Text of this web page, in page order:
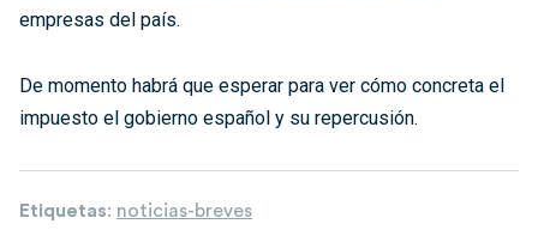
empresas del país.
De momento habrá que esperar para ver cómo concreta el
impuesto el gobierno español y su repercusión.
Etiquetas: noticias-breves